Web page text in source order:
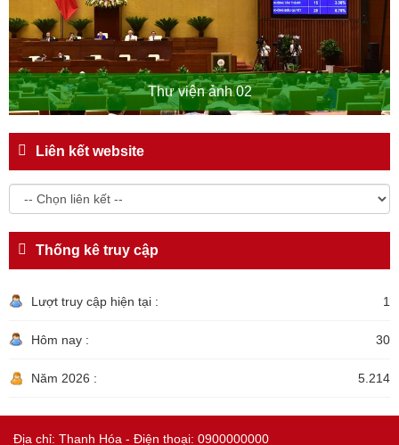
Thư viện ảnh 02
Liên kết website
Thống kê truy cập
Lượt truy cập hiện tại : 1
Hôm nay : 30
Năm 2026 : 5.214
Địa chỉ: Thanh Hóa - Điện thoại: 0900000000